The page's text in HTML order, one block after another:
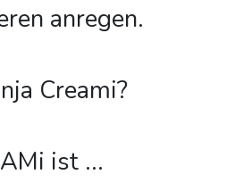
anregen.
Creami?
ist ...